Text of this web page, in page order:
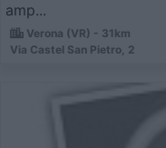
amp...
Verona (VR) - 31km
Via Castel San Pietro, 2